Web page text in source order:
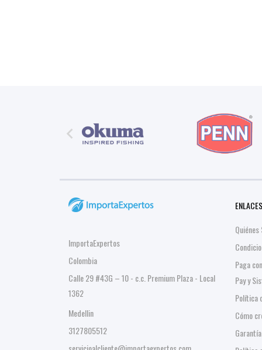

ImportaExpertos
Colombia
Calle 29 #43G – 10 - c.c. Premium Plaza - Local
1362
Medellin
3127805512
Quiénes
Paga
Pay y
Política
Cómo